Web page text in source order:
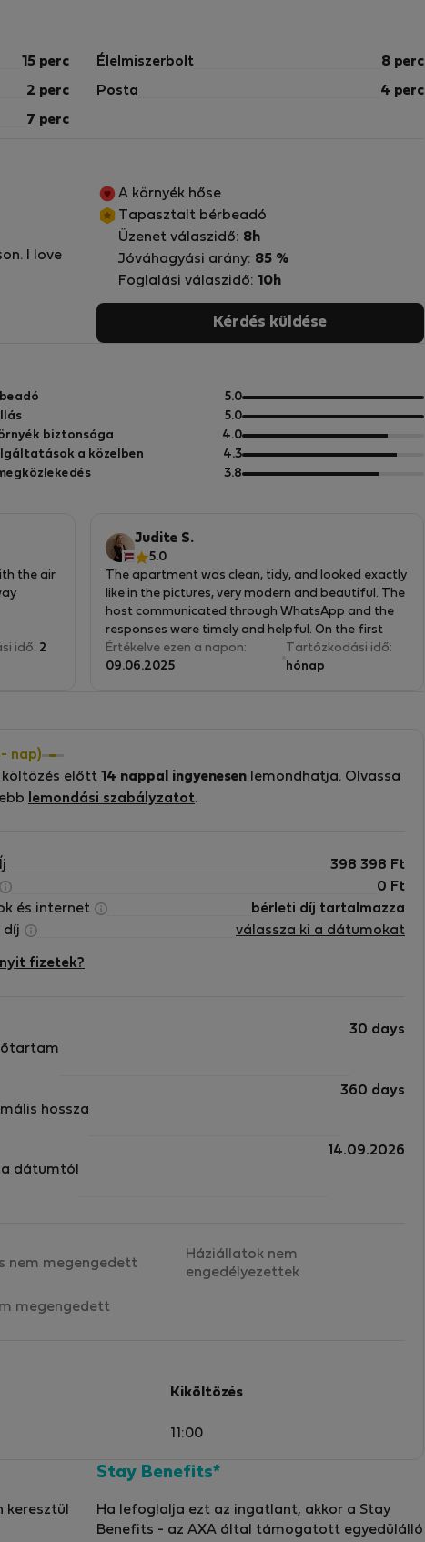
15 perc Élelmiszerbolt 8 perc
2 perc Posta 4 perc
7 perc
I love
A környék hőse
Tapasztalt bérbeadó
Üzenet válaszidő: 8h
Jóváhagyási arány: 85 %
Foglalási válaszidő: 10h
Kérdés küldése
5.05
pontból
5.05
pontból
biztonsága 4.05
pontból
a közelben 4.35
pontból
3.85
the air
idő: 2
Judite S.
5.0
The apartment was clean, tidy, and looked exactly
like in the pictures, very modern and beautiful. The
host communicated through WhatsApp and the
responses were timely and helpful. On the first
floor there is a cafe where you can always get a
nice lunch or dinner and pastries. Overall I really
Értékelve ezen a napon:
09.06.2025
Tartózkodási idő:
hónap
nap)
előtt 14 nappal ingyenesen lemondhatja. Olvassa
lemondási szabályzatot.
398 398 Ft
0 Ft
és internet
bérleti díj tartalmazza
díj
válassza ki a dátumokat
fizetek?
30 days
hossza
360 days
dátumtól
14.09.2026
nem megengedett
Háziállatok nem
engedélyezettek
megengedett
Kiköltözés
11:00
Stay Benefits*
Ha lefoglalja ezt az ingatlant, akkor a Stay
Benefits - az AXA által támogatott egyedülálló